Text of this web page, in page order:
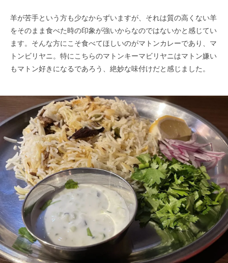
羊が苦手という方も少なからずいますが、それは質の高くない羊
をそのまま食べた時の印象が強いからなのではないかと感じてい
ます。そんな方にこそ食べてほしいのがマトンカレーであり、マ
トンビリヤニ。特にこちらのマトンキーマビリヤニはマトン嫌い
もマトン好きになるであろう、絶妙な味付けだと感じました。